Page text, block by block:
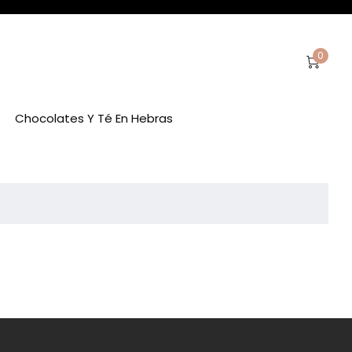
0
Chocolates Y Té En Hebras